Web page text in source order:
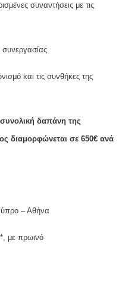
συναντήσεις με τις
και τις συνθήκες της
δαπάνη της
διαμορφώνεται σε 650€ ανά
– Αθήνα
με πρωινό